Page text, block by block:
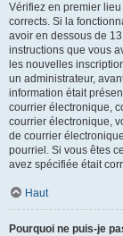
Vérifiez en premier
corrects. Si la
avoir en dessous de
instructions que vous
les nouvelles
un administrateur,
information était
courrier électronique,
courrier électronique,
de courrier
pourriel. Si vous êtes
avez spécifiée était
Haut
Pourquoi ne puis-je